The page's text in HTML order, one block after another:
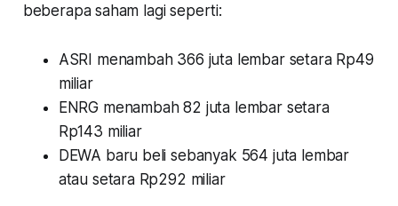
beberapa saham lagi seperti:
ASRI menambah 366 juta lembar setara Rp49
miliar
ENRG menambah 82 juta lembar setara
Rp143 miliar
DEWA baru beli sebanyak 564 juta lembar
atau setara Rp292 miliar